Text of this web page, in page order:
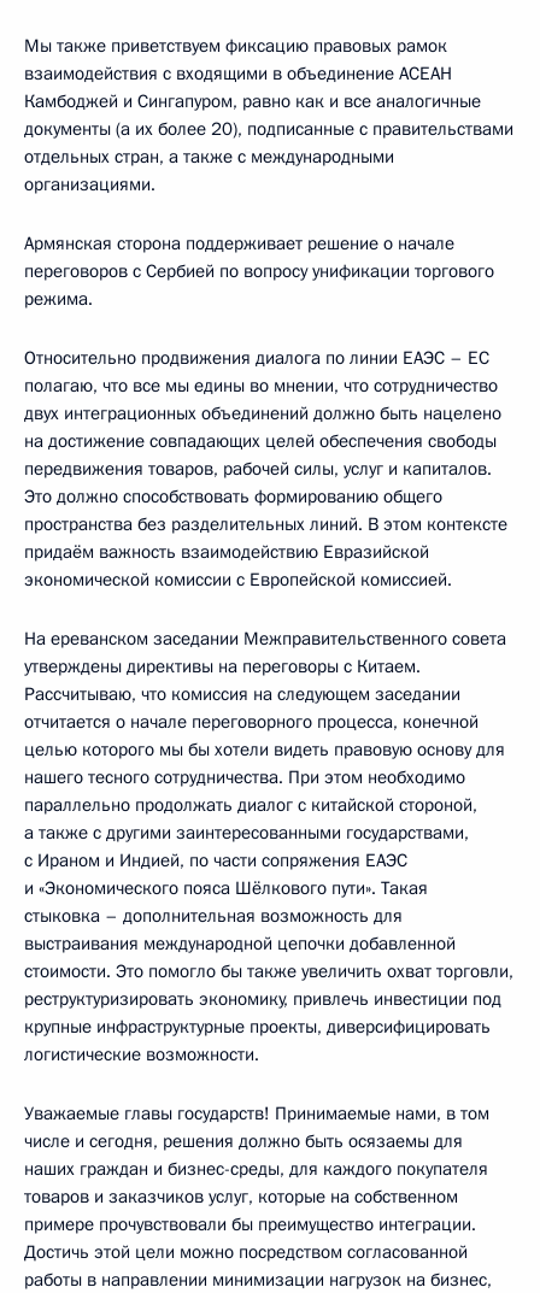
Мы также приветствуем фиксацию правовых рамок
взаимодействия с входящими в объединение АСЕАН
Камбоджей и Сингапуром, равно как и все аналогичные
документы (а их более 20), подписанные с правительствами
отдельных стран, а также с международными
организациями.
Армянская сторона поддерживает решение о начале
переговоров с Сербией по вопросу унификации торгового
режима.
Относительно продвижения диалога по линии ЕАЭС – ЕС
полагаю, что все мы едины во мнении, что сотрудничество
двух интеграционных объединений должно быть нацелено
на достижение совпадающих целей обеспечения свободы
передвижения товаров, рабочей силы, услуг и капиталов.
Это должно способствовать формированию общего
пространства без разделительных линий. В этом контексте
придаём важность взаимодействию Евразийской
экономической комиссии с Европейской комиссией.
На ереванском заседании Межправительственного совета
утверждены директивы на переговоры с Китаем.
Рассчитываю, что комиссия на следующем заседании
отчитается о начале переговорного процесса, конечной
целью которого мы бы хотели видеть правовую основу для
нашего тесного сотрудничества. При этом необходимо
параллельно продолжать диалог с китайской стороной,
а также с другими заинтересованными государствами,
с Ираном и Индией, по части сопряжения ЕАЭС
и «Экономического пояса Шёлкового пути». Такая
стыковка – дополнительная возможность для
выстраивания международной цепочки добавленной
стоимости. Это помогло бы также увеличить охват торговли,
реструктуризировать экономику, привлечь инвестиции под
крупные инфраструктурные проекты, диверсифицировать
логистические возможности.
Уважаемые главы государств! Принимаемые нами, в том
числе и сегодня, решения должно быть осязаемы для
наших граждан и бизнес-среды, для каждого покупателя
товаров и заказчиков услуг, которые на собственном
примере прочувствовали бы преимущество интеграции.
Достичь этой цели можно посредством согласованной
работы в направлении минимизации нагрузок на бизнес,